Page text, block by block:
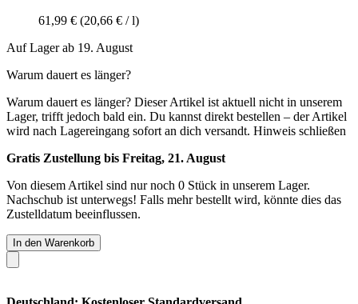
61,99 € (20,66 € / l)
Auf Lager ab 19. August
Warum dauert es länger?
Warum dauert es länger? Dieser Artikel ist aktuell nicht in unserem
Lager, trifft jedoch bald ein. Du kannst direkt bestellen – der Artikel
wird nach Lagereingang sofort an dich versandt. Hinweis schließen
Gratis Zustellung bis Freitag, 21. August
Von diesem Artikel sind nur noch 0 Stück in unserem Lager.
Nachschub ist unterwegs! Falls mehr bestellt wird, könnte dies das
Zustelldatum beeinflussen.
In den Warenkorb